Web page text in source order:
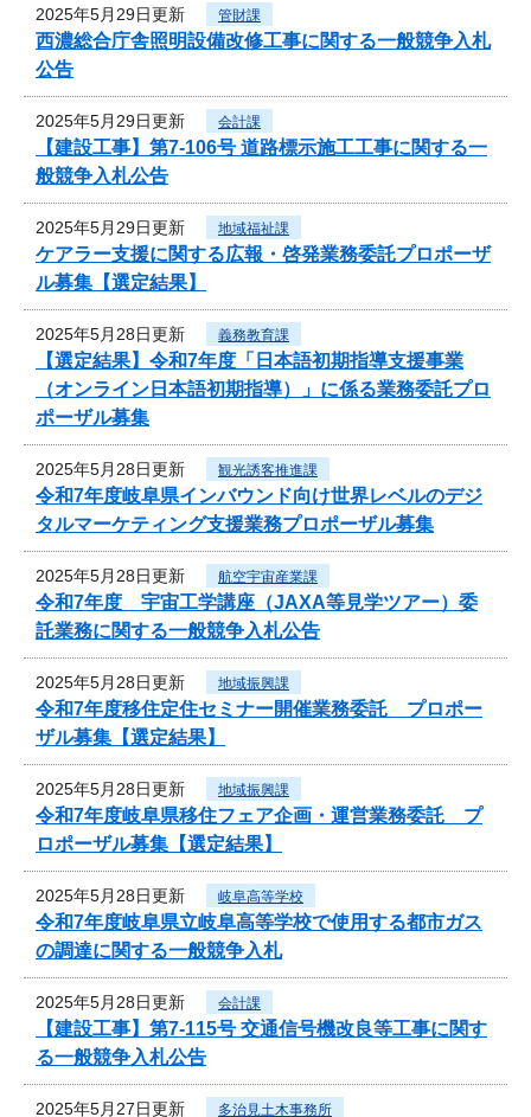
2025年5月29日更新 管財課
西濃総合庁舎照明設備改修工事に関する一般競争入札
公告
2025年5月29日更新 会計課
【建設工事】第7-106号 道路標示施工工事に関する一
般競争入札公告
2025年5月29日更新 地域福祉課
ケアラー支援に関する広報・啓発業務委託プロポーザ
ル募集【選定結果】
2025年5月28日更新 義務教育課
【選定結果】令和7年度「日本語初期指導支援事業
（オンライン日本語初期指導）」に係る業務委託プロ
ポーザル募集
2025年5月28日更新 観光誘客推進課
令和7年度岐阜県インバウンド向け世界レベルのデジ
タルマーケティング支援業務プロポーザル募集
2025年5月28日更新 航空宇宙産業課
令和7年度 宇宙工学講座（JAXA等見学ツアー）委
託業務に関する一般競争入札公告
2025年5月28日更新 地域振興課
令和7年度移住定住セミナー開催業務委託 プロポー
ザル募集【選定結果】
2025年5月28日更新 地域振興課
令和7年度岐阜県移住フェア企画・運営業務委託 プ
ロポーザル募集【選定結果】
2025年5月28日更新 岐阜高等学校
令和7年度岐阜県立岐阜高等学校で使用する都市ガス
の調達に関する一般競争入札
2025年5月28日更新 会計課
【建設工事】第7-115号 交通信号機改良等工事に関す
る一般競争入札公告
2025年5月27日更新 多治見土木事務所